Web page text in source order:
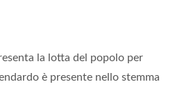
la lotta del popolo per
è presente nello stemma